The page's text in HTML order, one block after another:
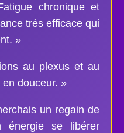
chronique et
très efficace qui
»
au plexus et au
en douceur. »
un regain de
énergie se libérer